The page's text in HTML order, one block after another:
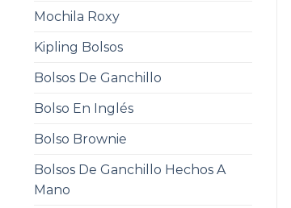
Mochila Roxy
Kipling Bolsos
Bolsos De Ganchillo
Bolso En Inglés
Bolso Brownie
Bolsos De Ganchillo Hechos A
Mano